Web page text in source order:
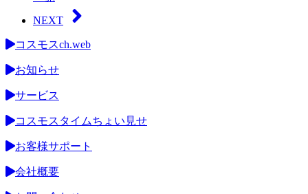
NEXT
コスモスch.web
お知らせ
サービス
コスモスタイムちょい見せ
お客様サポート
会社概要